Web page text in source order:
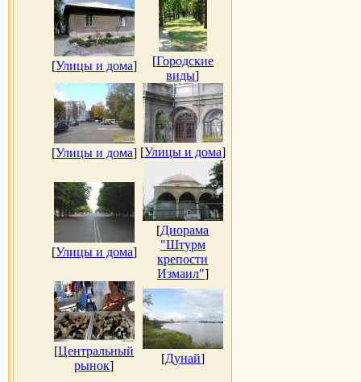
[Улицы и дома] [Городские
виды]
[Улицы и дома] [Улицы и дома]
[Улицы и дома]
[Диорама
"Штурм
крепости
Измаил"]
[Центральный
рынок]
[Дунай]